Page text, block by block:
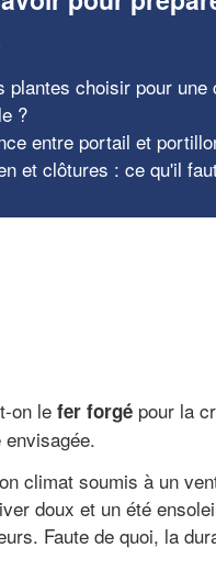
plantes choisir pour une
?
entre portail et
et clôtures : ce qu'il
on le fer forgé pour la
climat soumis à un
doux et un été
Faute de quoi, la